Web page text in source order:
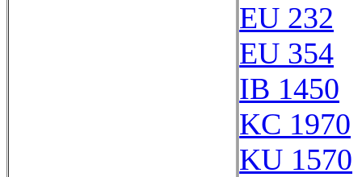
EU 232
EU 354
IB 1450
KC 1970
KU 1570